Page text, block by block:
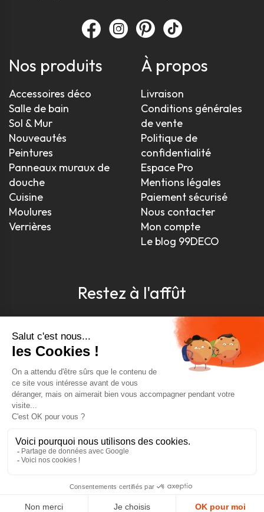
Nos produits
Accessoires déco
Salle de bain
Sol & Mur
Nouveautés
Peintures
Panneaux muraux de
douche
Cuisine
Moulures
Verrières
À propos
Livraison
Conditions générales
de vente
Politique de
confidentialité
Espace Pro
Mentions légales
Paiement sécurisé
Nous contacter
Mon compte
Le blog 99DECO
Restez à l'affût
Pour être toujours au courant, inscrivez-vous à
notre newsletter
J'accepte les conditions générales et la politique de
AVIS VÉRIFIÉS